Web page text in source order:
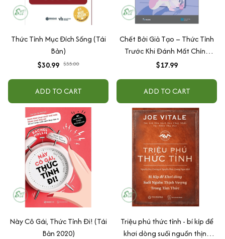
Thức Tỉnh Mục Đích Sống (Tái
Bản)
$30.99 $35.00
ADD TO CART
Chết Bởi Giả Tạo – Thức Tỉnh
Trước Khi Đánh Mất Chính
Mình
$17.99
ADD TO CART
Này Cô Gái, Thức Tỉnh Đi! (Tái
Bản 2020)
Triệu phú thức tỉnh - bí kíp để
khơi dòng suối nguồn thịnh